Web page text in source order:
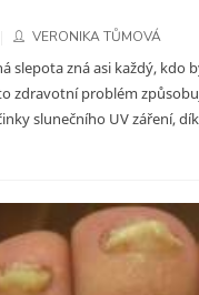
VERONIKA TŮMOVÁ
slepota zná asi každý, kdo
zdravotní problém
slunečního UV záření,